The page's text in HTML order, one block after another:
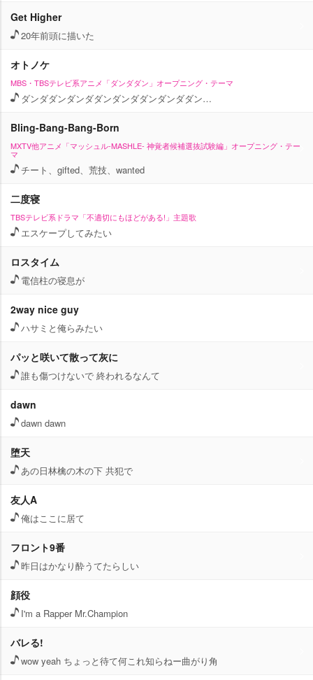
Get Higher
20年前頭に描いた
オトノケ
MBS・TBSテレビ系アニメ「ダンダダン」オープニング・テーマ
ダンダダンダンダダンダンダダンダンダダン…
Bling-Bang-Bang-Born
MXTV他アニメ「マッシュル-MASHLE- 神覚者候補選抜試験編」オープニング・テー
マ
チート、gifted、荒技、wanted
二度寝
TBSテレビ系ドラマ「不適切にもほどがある!」主題歌
エスケープしてみたい
ロスタイム
電信柱の寝息が
2way nice guy
ハサミと俺らみたい
パッと咲いて散って灰に
誰も傷つけないで 終われるなんて
dawn
dawn dawn
堕天
あの日林檎の木の下 共犯で
友人A
俺はここに居て
フロント9番
昨日はかなり酔うてたらしい
顔役
I'm a Rapper Mr.Champion
バレる!
wow yeah ちょっと待て何これ知らねー曲がり角